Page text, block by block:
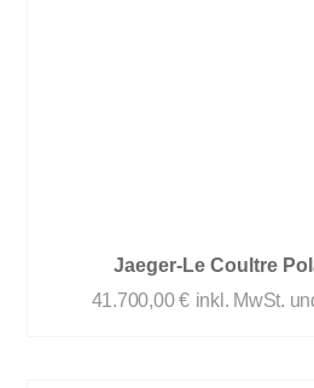
Jaeger-Le Coultre
41.700,00€ inkl. MwSt.